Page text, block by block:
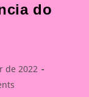
do
de 2022